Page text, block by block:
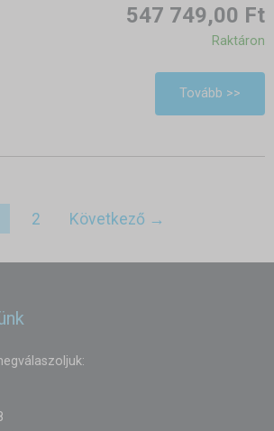
547 749,00 Ft
Raktáron
Tovább >>
2 Következő →